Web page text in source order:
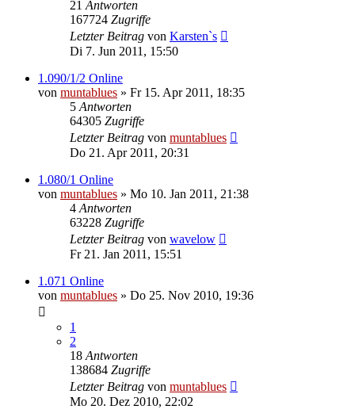
21 Antworten
167724 Zugriffe
Letzter Beitrag von Karsten`s
Di 7. Jun 2011, 15:50
1.090/1/2 Online
von muntablues » Fr 15. Apr 2011, 18:35
5 Antworten
64305 Zugriffe
Letzter Beitrag von muntablues
Do 21. Apr 2011, 20:31
1.080/1 Online
von muntablues » Mo 10. Jan 2011, 21:38
4 Antworten
63228 Zugriffe
Letzter Beitrag von wavelow
Fr 21. Jan 2011, 15:51
1.071 Online
von muntablues » Do 25. Nov 2010, 19:36
1
2
18 Antworten
138684 Zugriffe
Letzter Beitrag von muntablues
Mo 20. Dez 2010, 22:02